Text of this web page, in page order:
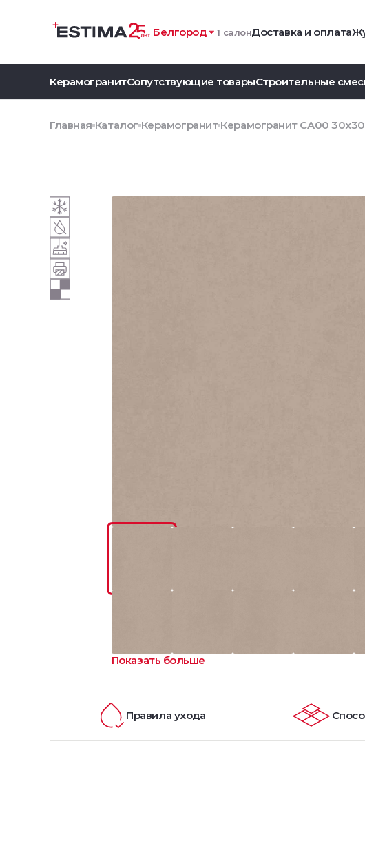
Белгород 1 салонДоставка и оплата
КерамогранитСопутствующие товарыСтроительные
Главная Каталог Керамогранит Керамогранит CA00
Показать больше
Правила ухода